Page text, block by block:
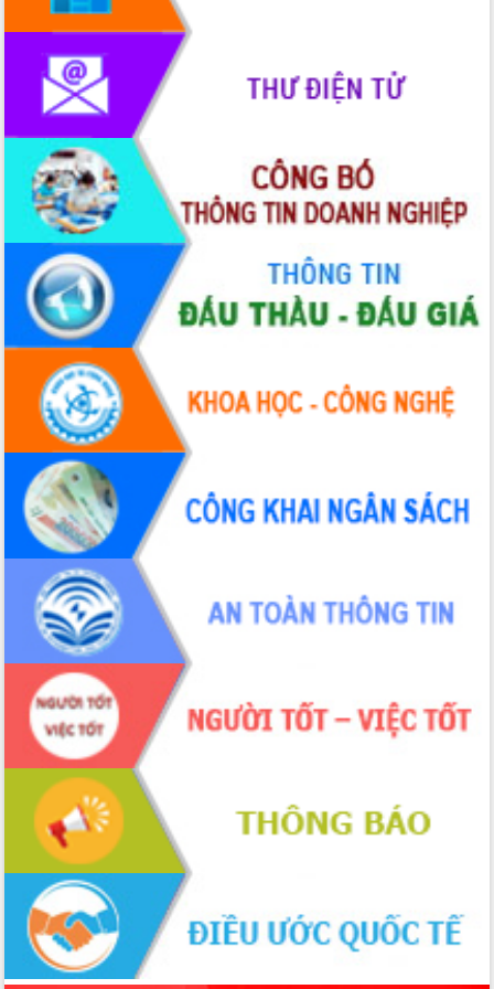
Hội thảo góp ý hồ sơ điều chỉnh quy
hoạch tỉnh Đắk Lắk thời kỳ 2021-2030,
tầm nhìn đến năm 2050
Nâng cao hiệu quả hoạt động của các
doanh nghiệp nhà nước
Hội nghị triển khai kết nối mạng
truyền số liệu chuyên dùng phục vụ cơ
quan Đảng, Nhà nước
Lễ phát động chuỗi hoạt động chung
tay làm sạch môi trường
Xã Ea Kar bước chuyển mình trong
công tác cải cách hành chính mô hình
mới
UBND tỉnh họp báo định kỳ tháng 4
năm 2026
Hội thảo khoa học “Giải pháp thúc đẩy
phát triển nền kinh tế xanh tại tỉnh
Đắk Lắk”
Tăng cường giám sát, đôn đốc thực
hiện nhiệm vụ quản lý tài sản công
hàng tuần
Tháo gỡ những vướng mắc, đẩy mạnh
công tác cải cách thủ tục hành chính
tại Trung tâm Phục vụ hành chính
công tỉnh
Đắk Lắk: Tôn vinh 46 giải pháp tại Hội
thi Sáng tạo Kỹ thuật 2024 - 2025
Đắk Lắk rà soát, điều chỉnh Đề án 190
về phát triển nuôi trồng thủy sản
Phó Chủ tịch UBND tỉnh Đắk Lắk
Trương Công Thái kiểm tra thực địa
Dự án cao tốc Khánh Hòa - Buôn Ma
Thuột
Định vị cà phê Việt Nam như một “di
sản sống” trong dòng chảy toàn cầu
Xây dựng nông thôn mới: Nâng cao đời
sống người dân từ những mô hình thiết
thực
Quyết liệt tháo gỡ vướng mắc, đẩy
nhanh tiến độ các dự án trọng điểm
trong Khu kinh tế Nam Phú Yên